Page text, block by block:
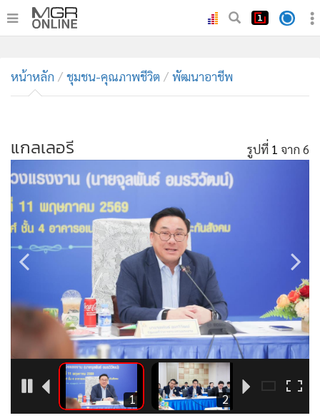
• ทันเหตุการณ์
• ภาคใต้
• Online Section
• บันเทิง
• ผู้จัดการรายวัน
• คอลัมนิสต์
• ละคร
• CbizReview
Cyber BIZ
•
Good health & Well-being
Green Innovation & SD
• Management & HR
MGR Live
Infographic
หน้าหลัก ชุมชน-คุณภาพชีวิต พัฒนาอาชีพ
แกลเลอรี รูปที่ 1 จาก 6
1 2